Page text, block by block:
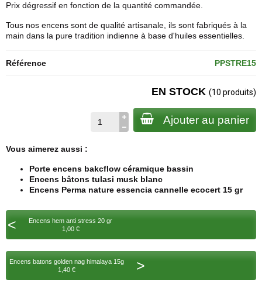
Prix dégressif en fonction de la quantité commandée.
Tous nos encens sont de qualité artisanale, ils sont fabriqués à la
main dans la pure tradition indienne à base d'huiles essentielles.
Référence PPSTRE15
EN STOCK (10 produits)
Ajouter au panier
Vous aimerez aussi :
Porte encens bakcflow céramique bassin
Encens bâtons tulasi musk blanc
Encens Perma nature essencia cannelle ecocert 15 gr
<
Encens hem anti stress 20 gr
1,00 €
Encens batons golden nag himalaya 15g
1,40 €
>